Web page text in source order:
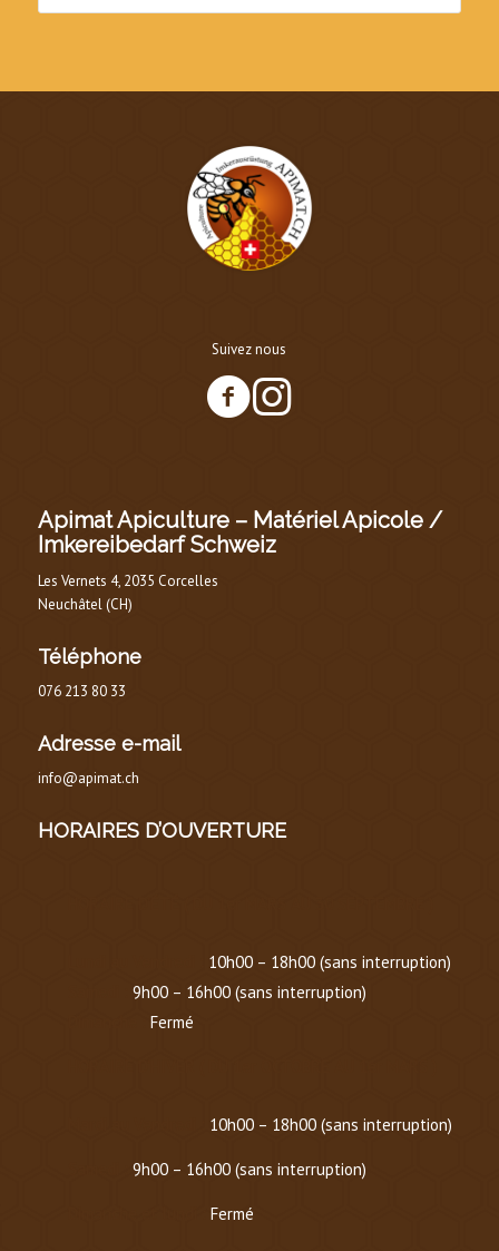
Suivez nous
Apimat Apiculture – Matériel Apicole /
Imkereibedarf Schweiz
Les Vernets 4, 2035 Corcelles
Neuchâtel (CH)
Téléphone
076 213 80 33
Adresse e-mail
info@apimat.ch
HORAIRES D’OUVERTURE
10h00 – 18h00 (sans interruption)
9h00 – 16h00 (sans interruption)
Fermé
10h00 – 18h00 (sans interruption)
9h00 – 16h00 (sans interruption)
Fermé